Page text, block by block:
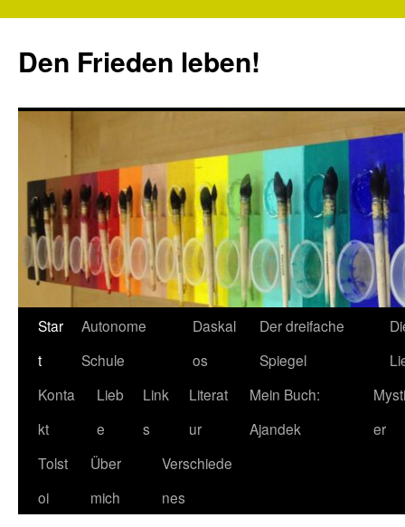
springen
Den Frieden leben!
Star
t
Autonome
Schule
Daskal
os
Der dreifache
Spiegel
Konta
kt
Lieb
e
Link
s
Literat
ur
Mein Buch:
Ajandek
er
Tolst
oi
Über
mich
Verschiede
nes